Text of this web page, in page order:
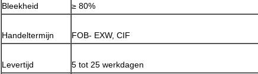
Bleekheid ≥ 80%
Handeltermijn FOB- EXW, CIF
Levertijd 5 tot 25 werkdagen